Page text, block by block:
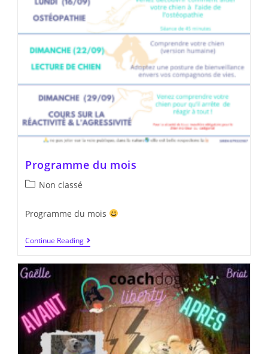
Programme du mois
Non classé
Programme du mois
Continue Reading